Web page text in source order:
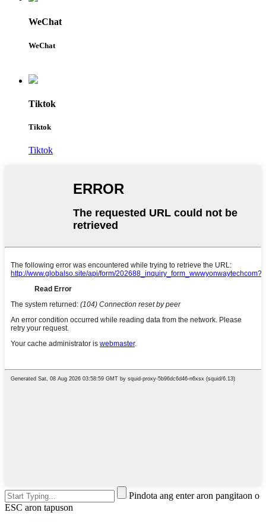
WeChat
WeChat
Tiktok
Tiktok
Tiktok
Pindota ang enter aron pangitaon o
ESC aron tapuson